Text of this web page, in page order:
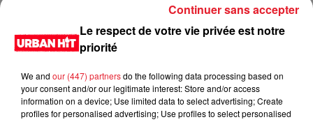
Le respect de votre vie privée est notre
priorité
We and our (447) partnersdo the following data processing based on
your consent and/or our legitimate interest: Store and/or access
information on a device; Use limited data to select advertising; Create
profiles for personalised advertising; Use profiles to select personalised
Continuer sans accepter